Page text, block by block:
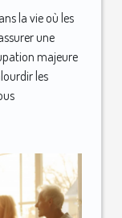
la vie où les
une
majeure
les